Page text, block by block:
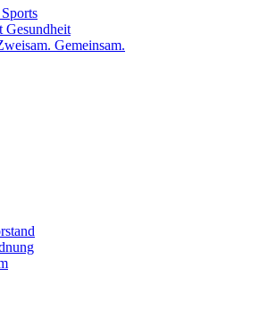
Gesundheit
Gemeinsam.